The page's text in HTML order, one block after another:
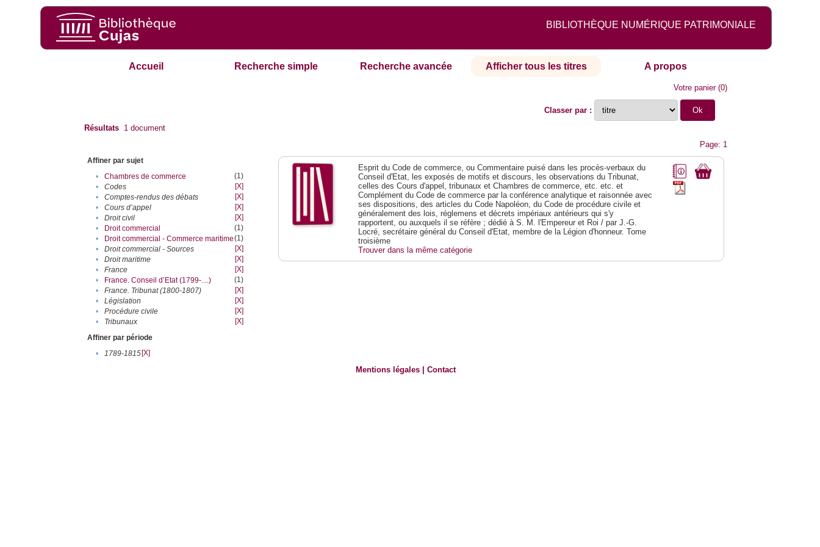
BIBLIOTHÈQUE NUMÉRIQUE PATRIMONIALE
Accueil Recherche simple Recherche avancée Afficher tous les titres A propos
Votre panier(0)
Classer par :
Résultats 1 document
Page: 1
Affiner par sujet
•
Chambres de commerce
(1)
•
Codes
[X]
•
Comptes-rendus des débats
[X]
•
Cours d’appel
[X]
•
Droit civil
[X]
•
Droit commercial
(1)
•
Droit commercial - Commerce maritime(1)
•
Droit commercial - Sources
[X]
•
Droit maritime
[X]
•
France
[X]
•
France. Conseil d’Etat (1799-....)
(1)
•
France. Tribunat (1800-1807)
[X]
•
Législation
[X]
•
Procédure civile
[X]
•
Tribunaux
[X]
Affiner par période
•
1789-1815[X]
Esprit du Code de commerce, ou Commentaire puisé dans les procès-verbaux du
Conseil d'Etat, les exposés de motifs et discours, les observations du Tribunat,
celles des Cours d'appel, tribunaux et Chambres de commerce, etc. etc. et
Complément du Code de commerce par la conférence analytique et raisonnée avec
ses dispositions, des articles du Code Napoléon, du Code de procédure civile et
généralement des lois, réglemens et décrets impériaux antérieurs qui s'y
rapportent, ou auxquels il se réfère ; dédié à S. M. l'Empereur et Roi / par J.-G.
Locré, secrétaire général du Conseil d'Etat, membre de la Légion d'honneur. Tome
troisième
Trouver dans la même catégorie
Mentions légales |Contact